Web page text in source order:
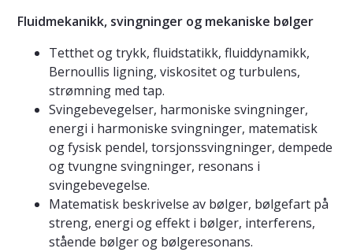
Fluidmekanikk, svingninger og mekaniske bølger
Tetthet og trykk, fluidstatikk, fluiddynamikk,
Bernoullis ligning, viskositet og turbulens,
strømning med tap.
Svingebevegelser, harmoniske svingninger,
energi i harmoniske svingninger, matematisk
og fysisk pendel, torsjonssvingninger, dempede
og tvungne svingninger, resonans i
svingebevegelse.
Matematisk beskrivelse av bølger, bølgefart på
streng, energi og effekt i bølger, interferens,
stående bølger og bølgeresonans.